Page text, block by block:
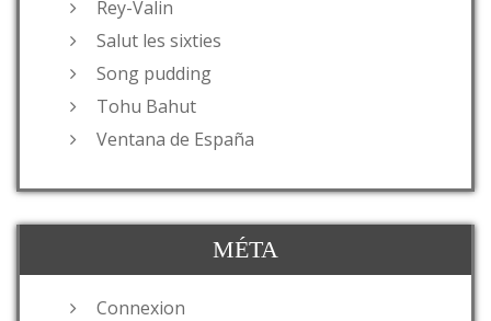
Rey-Valin
Salut les sixties
Song pudding
Tohu Bahut
Ventana de España
MÉTA
Connexion